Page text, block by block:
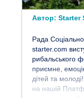
Автор: Starter
Рада
starter.com
рибальського
приємне,
дітей та
на нашій